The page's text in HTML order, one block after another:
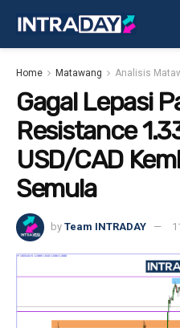
Home Matawang Analisis
Gagal Lepasi
Resistance
USD/CAD
Semula
by Team INTRADAY